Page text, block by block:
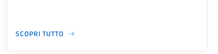
SCOPRI TUTTO